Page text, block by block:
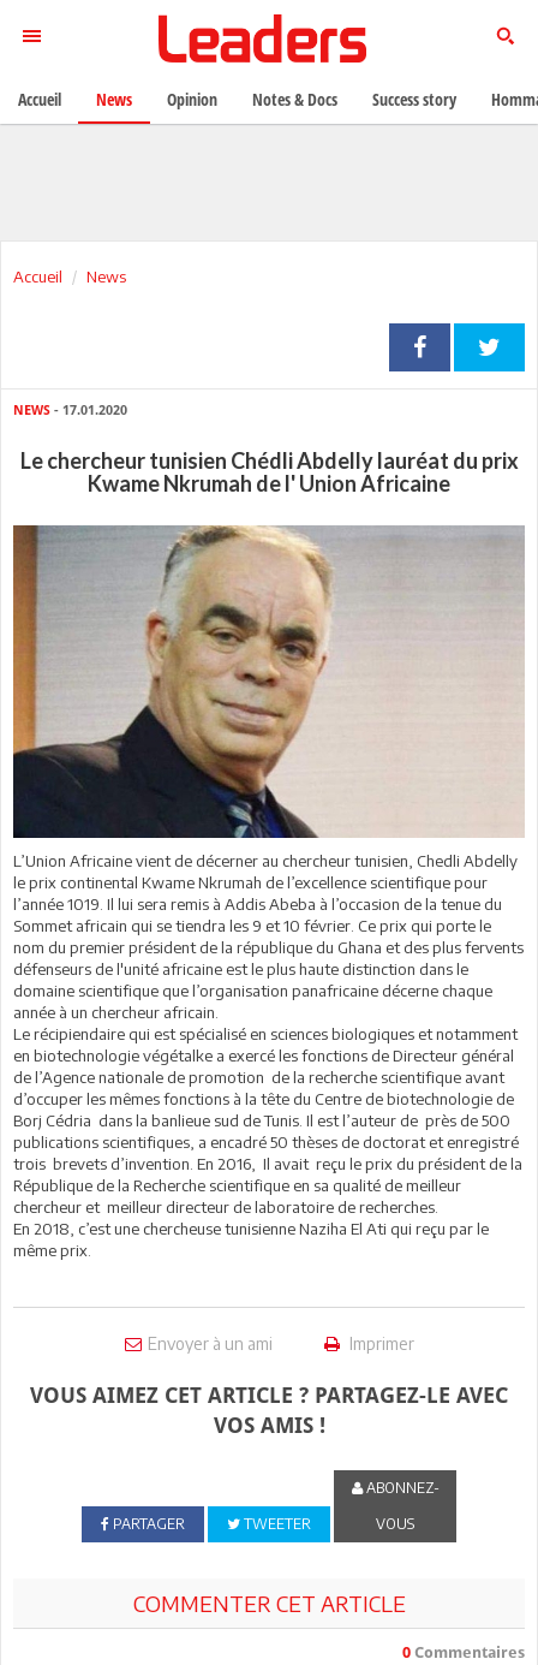
Accueil News
NEWS - 17.01.2020
Le chercheur tunisien Chédli Abdelly lauréat du prix
Kwame Nkrumah de l' Union Africaine
L’Union Africaine vient de décerner au chercheur tunisien, Chedli Abdelly
le prix continental Kwame Nkrumah de l’excellence scientifique pour
l’année 1019. Il lui sera remis à Addis Abeba à l’occasion de la tenue du
Sommet africain qui se tiendra les 9 et 10 février. Ce prix qui porte le
nom du premier président de la république du Ghana et des plus fervents
défenseurs de l'unité africaine est le plus haute distinction dans le
domaine scientifique que l’organisation panafricaine décerne chaque
année à un chercheur africain.
Le récipiendaire qui est spécialisé en sciences biologiques et notamment
en biotechnologie végétalke a exercé les fonctions de Directeur général
de l’Agence nationale de promotion de la recherche scientifique avant
d’occuper les mêmes fonctions à la tête du Centre de biotechnologie de
Borj Cédria dans la banlieue sud de Tunis. Il est l’auteur de près de 500
publications scientifiques, a encadré 50 thèses de doctorat et enregistré
trois brevets d’invention. En 2016, Il avait reçu le prix du président de la
République de la Recherche scientifique en sa qualité de meilleur
chercheur et meilleur directeur de laboratoire de recherches.
En 2018, c’est une chercheuse tunisienne Naziha El Ati qui reçu par le
même prix.
Envoyer à un ami Imprimer
VOUS AIMEZ CET ARTICLE ? PARTAGEZ-LE AVEC
VOS AMIS !
PARTAGER TWEETER
ABONNEZ-
VOUS
COMMENTER CET ARTICLE
0 Commentaires
Accueil News Opinion Notes & Docs Success story